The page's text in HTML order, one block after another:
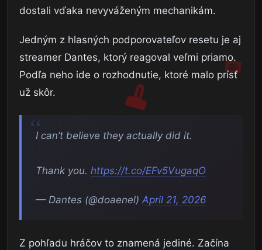
dostali vďaka nevyváženým mechanikám.
Jedným z hlasných podporovateľov resetu je aj
streamer Dantes, ktorý reagoval veľmi priamo.
Podľa neho ide o rozhodnutie, ktoré malo prísť
už skôr.
I can’t believe they actually did it.
Thank you. https://t.co/EFv5VugaqO
— Dantes (@doaenel) April 21, 2026
Z pohľadu hráčov to znamená jediné. Začína